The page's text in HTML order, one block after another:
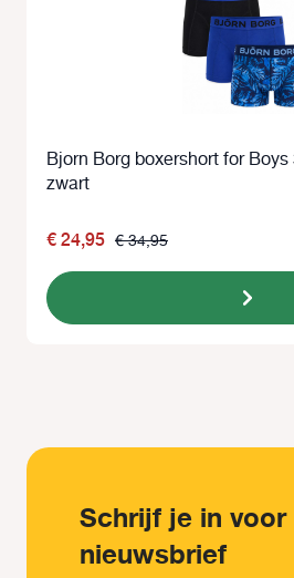
Bjorn Borg boxershort for
zwart
€ 24,95 € 34,95
Schrijf je in voor
nieuwsbrief